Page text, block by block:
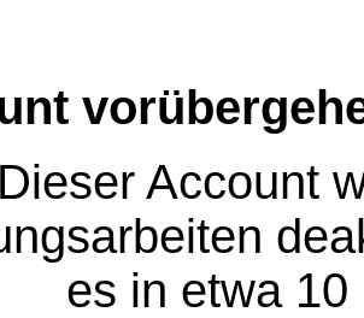
Dieser Account
es in etwa